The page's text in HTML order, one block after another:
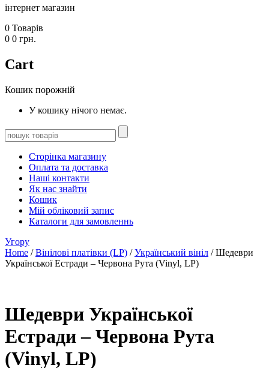
інтернет магазин
0 Товарів
0 0 грн.
Cart
Кошик порожній
У кошику нічого немає.
Сторінка магазину
Оплата та доставка
Наші контакти
Як нас знайти
Кошик
Мій обліковий запис
Каталоги для замовленнь
Угору
Home /Вінілові платівки (LP) /Український вініл / Шедеври
Української Естради – Червона Рута (Vinyl, LP)
Шедеври Української
Естради – Червона Рута
(Vinyl, LP)